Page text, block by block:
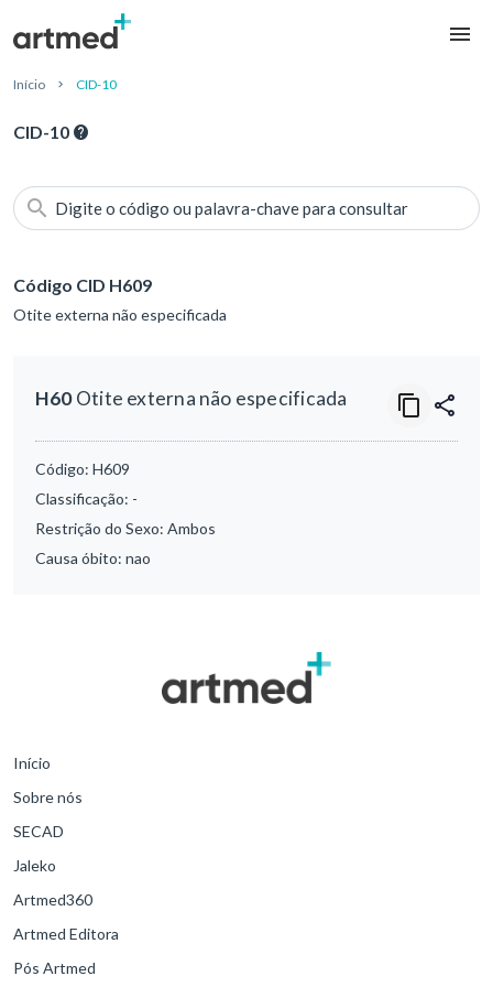
Início CID-10
CID-10
Digite o código ou palavra-chave para consultar
Código CID H609
Otite externa não especificada
H60Otite externa não especificada
Código: H609
Classificação: -
Restrição do Sexo: Ambos
Causa óbito: nao
Início
Sobre nós
SECAD
Jaleko
Artmed360
Artmed Editora
Pós Artmed